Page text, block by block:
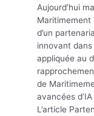
Aujourd’hui
Maritimement
d’un
innovant
appliquée au
de
avancées
L’article